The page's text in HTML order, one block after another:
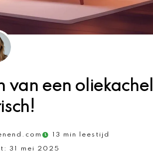
van een oliekachel
13 min leestijd
31 mei 2025